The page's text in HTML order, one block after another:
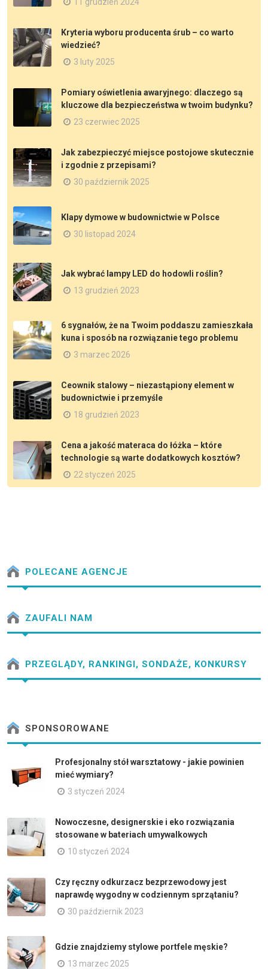
Kryteria wyboru producenta śrub – co warto
wiedzieć?
3 luty 2025
Pomiary oświetlenia awaryjnego: dlaczego są
kluczowe dla bezpieczeństwa w twoim budynku?
23 czerwiec 2025
Jak zabezpieczyć miejsce postojowe skutecznie
i zgodnie z przepisami?
30 październik 2025
Klapy dymowe w budownictwie w Polsce
30 listopad 2024
Jak wybrać lampy LED do hodowli roślin?
13 grudzień 2023
6 sygnałów, że na Twoim poddaszu zamieszkała
kuna i sposób na rozwiązanie tego problemu
3 marzec 2026
Ceownik stalowy – niezastąpiony element w
budownictwie i przemyśle
18 grudzień 2023
Cena a jakość materaca do łóżka – które
technologie są warte dodatkowych kosztów?
22 styczeń 2025
POLECANE AGENCJE
ZAUFALI NAM
PRZEGLĄDY, RANKINGI, SONDAŻE, KONKURSY
SPONSOROWANE
Profesjonalny stół warsztatowy - jakie powinien
mieć wymiary?
3 styczeń 2024
Nowoczesne, designerskie i eko rozwiązania
stosowane w bateriach umywalkowych
10 styczeń 2024
Czy ręczny odkurzacz bezprzewodowy jest
naprawdę wygodny w codziennym sprzątaniu?
30 październik 2023
Gdzie znajdziemy stylowe portfele męskie?
13 marzec 2025